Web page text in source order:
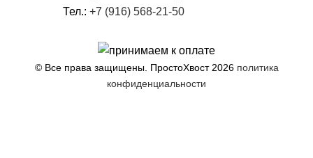
Тел.:+7 (916) 568-21-50
© Все права защищены. ПростоХвост 2026 политика
конфиденциальности